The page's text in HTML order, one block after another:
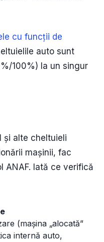
cu funcții de
auto sunt
100%) la un singur
și alte cheltuieli
mașinii, fac
ANAF. Iată ce verifică
(mașina „alocată”
internă auto,